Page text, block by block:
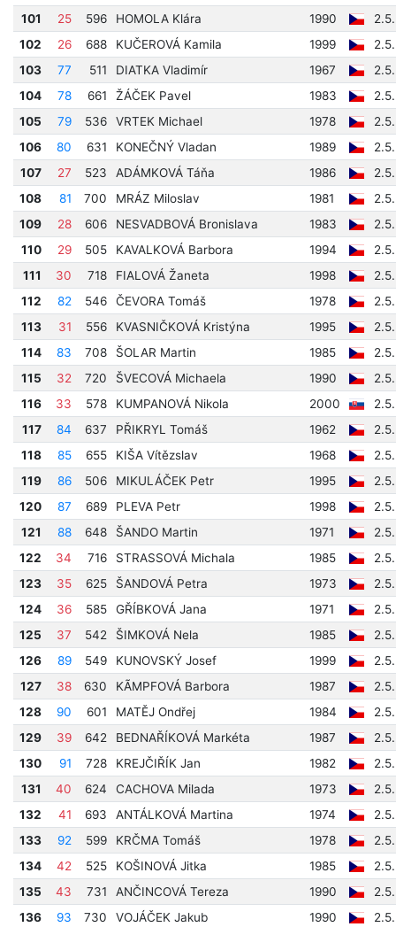
101 25 596 HOMOLA Klára 1990
102
26 688 KUČEROVÁ Kamila 1999
103
77 511 DIATKA Vladimír 1967
104
78 661 ŽÁČEK Pavel 1983
105
79 536 VRTEK Michael 1978
106
80 631 KONEČNÝ Vladan 1989
107
27 523 ADÁMKOVÁ Táňa 1986
108
81 700 MRÁZ Miloslav 1981
109
28 606 NESVADBOVÁ Bronislava 1983
110
29 505 KAVALKOVÁ Barbora 1994
111
30 718 FIALOVÁ Žaneta 1998
112
82 546 ČEVORA Tomáš 1978
113
31 556 KVASNIČKOVÁ Kristýna 1995
114
83 708 ŠOLAR Martin 1985
115
32 720 ŠVECOVÁ Michaela 1990
116
33 578 KUMPANOVÁ Nikola 2000
117
84 637 PŘIKRYL Tomáš 1962
118
85 655 KIŠA Vítězslav 1968
119
86 506 MIKULÁČEK Petr 1995
120
87 689 PLEVA Petr 1998
121
88 648 ŠANDO Martin 1971
122
34 716 STRASSOVÁ Michala 1985
123
35 625 ŠANDOVÁ Petra 1973
124
36 585 GŘÍBKOVÁ Jana 1971
125
37 542 ŠIMKOVÁ Nela 1985
126
89 549 KUNOVSKÝ Josef 1999
127
38 630 KÃMPFOVÁ Barbora 1987
128
90 601 MATĚJ Ondřej 1984
129
39 642 BEDNAŘÍKOVÁ Markéta 1987
130
91 728 KREJČIŘÍK Jan 1982
131
40 624 CACHOVA Milada 1973
132
41 693 ANTÁLKOVÁ Martina 1974
133
92 599 KRČMA Tomáš 1978
134
42 525 KOŠINOVÁ Jitka 1985
135
43 731 ANČINCOVÁ Tereza 1990
136
93 730 VOJÁČEK Jakub 1990